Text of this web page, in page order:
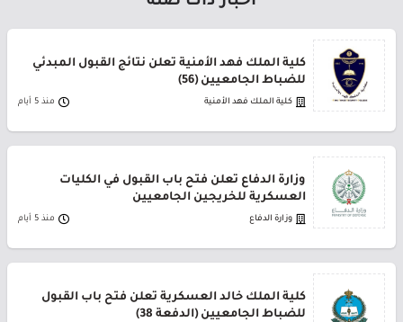
كلية الملك فهد الأمنية تعلن نتائج القبول المبدئي
للضباط الجامعيين (56)
كلية الملك فهد الأمنية منذ 5 أيام
وزارة الدفاع تعلن فتح باب القبول في الكليات
العسكرية للخريجين الجامعيين
وزارة الدفاع منذ 5 أيام
كلية الملك خالد العسكرية تعلن فتح باب القبول
للضباط الجامعيين (الدفعة 38)